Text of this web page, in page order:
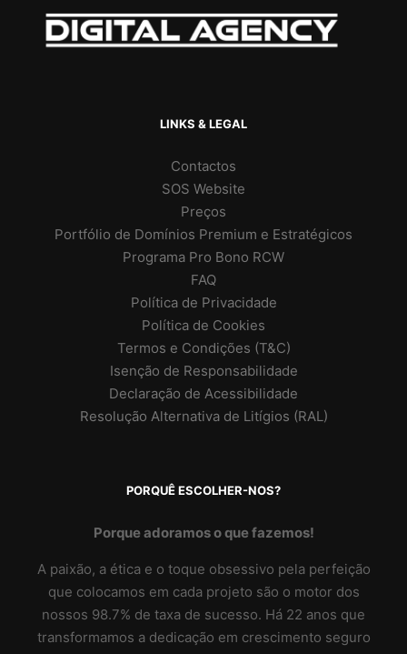
LINKS & LEGAL
Contactos
SOS Website
Preços
Portfólio de Domínios Premium e Estratégicos
Programa Pro Bono RCW
FAQ
Política de Privacidade
Política de Cookies
Termos e Condições (T&C)
Isenção de Responsabilidade
Declaração de Acessibilidade
Resolução Alternativa de Litígios (RAL)
PORQUÊ ESCOLHER-NOS?
Porque adoramos o que fazemos!
A paixão, a ética e o toque obsessivo pela perfeição
que colocamos em cada projeto são o motor dos
nossos 98.7% de taxa de sucesso. Há 22 anos que
transformamos a dedicação em crescimento seguro